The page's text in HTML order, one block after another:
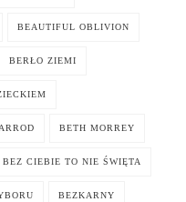
BEAUTIFUL OBLIVION
BERŁO ZIEMI
BETH MORREY
BEZ CIEBIE TO NIE ŚWIĘTA
BEZKARNY